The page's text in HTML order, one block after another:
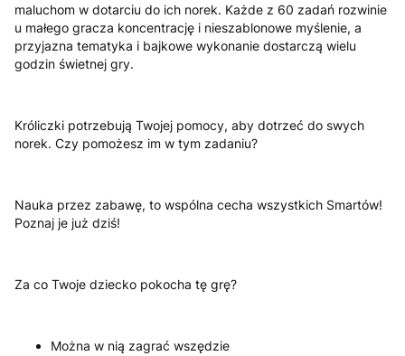
maluchom w dotarciu do ich norek. Każde z 60 zadań rozwinie
u małego gracza koncentrację i nieszablonowe myślenie, a
przyjazna tematyka i bajkowe wykonanie dostarczą wielu
godzin świetnej gry.
Króliczki potrzebują Twojej pomocy, aby dotrzeć do swych
norek. Czy pomożesz im w tym zadaniu?
Nauka przez zabawę, to wspólna cecha wszystkich Smartów!
Poznaj je już dziś!
Za co Twoje dziecko pokocha tę grę?
Można w nią zagrać wszędzie